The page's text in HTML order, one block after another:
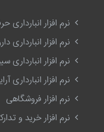
نرم افزار انبارداری
نرم افزار انبارداری
نرم افزار انبارداری
نرم افزار انبارداری
نرم افزار فروشگاهی
نرم افزار خرید و